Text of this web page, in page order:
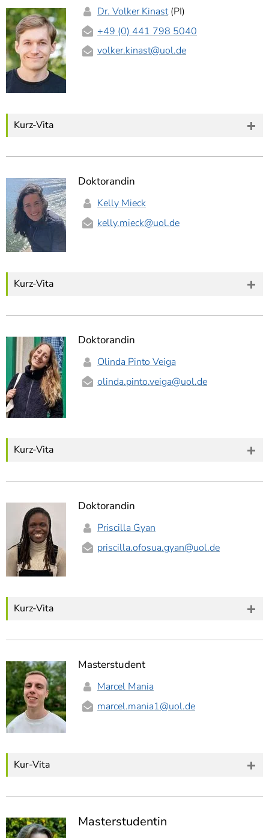
Informationen zur
Barrierefreiheit
Dr. Volker Kinast(PI)
+49 (0) 441 798 5040
volker.kinast@uol.de
Kurz-Vita
Doktorandin
Kelly Mieck
kelly.mieck@uol.de
Kurz-Vita
Doktorandin
Olinda Pinto Veiga
olinda.pinto.veiga@uol.de
Kurz-Vita
Doktorandin
Priscilla Gyan
priscilla.ofosua.gyan@uol.de
Kurz-Vita
Masterstudent
Marcel Mania
marcel.mania1@uol.de
Kur-Vita
Masterstudentin